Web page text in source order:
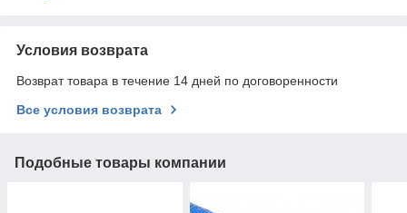
Условия возврата
Возврат товара в течение 14 дней по договоренности
Все условия возврата
Подобные товары компании